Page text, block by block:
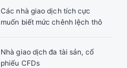
Các nhà giao dịch tích cực
muốn biết mức chênh lệch thô
Nhà giao dịch đa tài sản, cổ
phiếu CFDs